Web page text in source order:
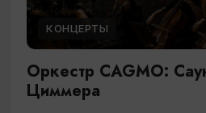
КОНЦЕРТЫ
Оркестр CAGMO:
Циммера